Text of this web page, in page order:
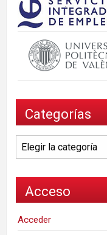
Categorías
Categorías
Acceso
Acceder